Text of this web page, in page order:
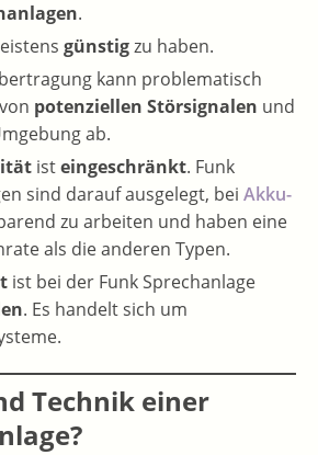
.
günstigzu haben.
kann problematisch
potenziellen Störsignalen und
ab.
isteingeschränkt. Funk
sind darauf ausgelegt, bei Akku-
zu arbeiten und haben eine
als die anderen Typen.
ist bei der Funk Sprechanlage
. Es handelt sich um
Technik einer